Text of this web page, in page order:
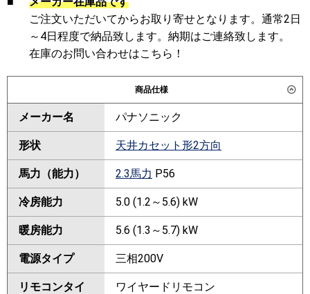
ご注文いただいてからお取り寄せとなります。通常2日
～4日程度で納品致します。納期はご連絡致します。
在庫のお問い合わせはこちら！
商品仕様
メーカー名 パナソニック
形状 天井カセット形2方向
馬力（能力） 2.3馬力 P56
冷房能力 5.0 (1.2～5.6) kW
暖房能力 5.6 (1.3～5.7) kW
電源タイプ 三相200V
リモコンタイ
ワイヤードリモコン